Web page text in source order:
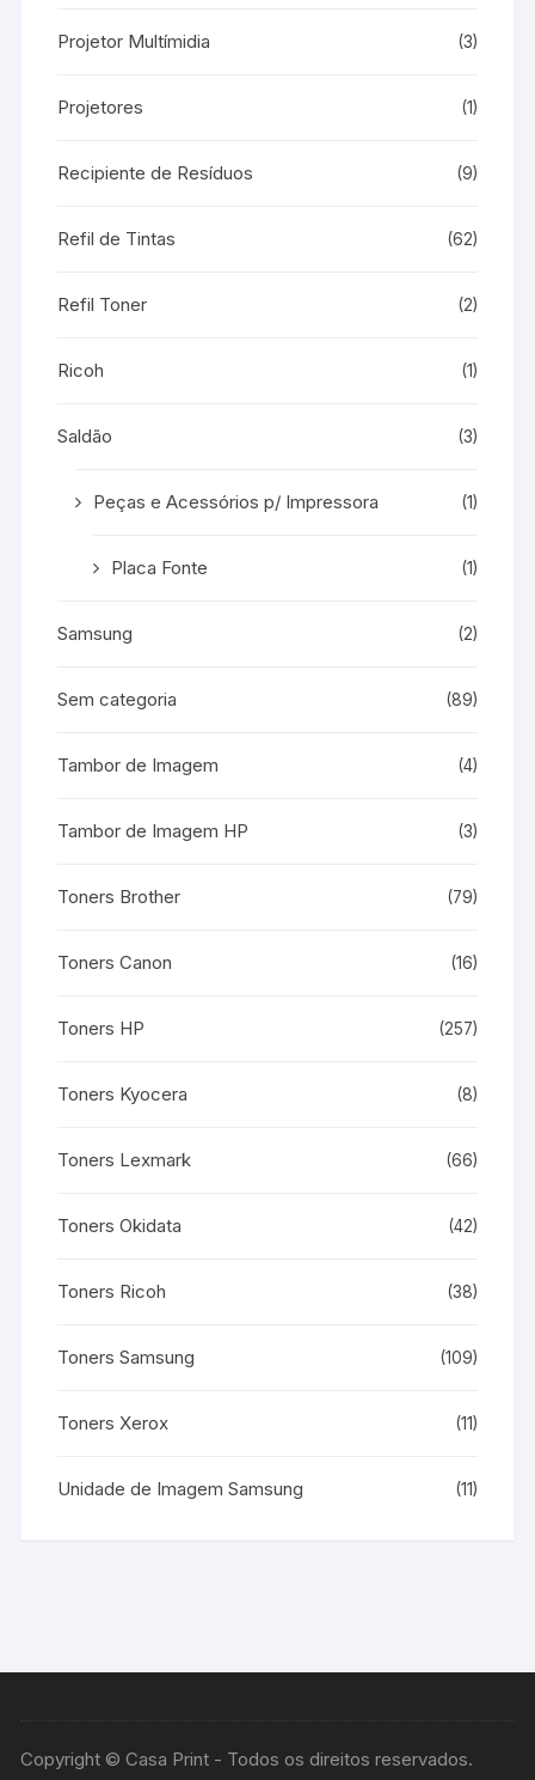
Projetor Multímidia (3)
Projetores (1)
Recipiente de Resíduos (9)
Refil de Tintas (62)
Refil Toner (2)
Ricoh (1)
Saldão (3)
Peças e Acessórios p/ Impressora (1)
Placa Fonte (1)
Samsung (2)
Sem categoria (89)
Tambor de Imagem (4)
Tambor de Imagem HP (3)
Toners Brother (79)
Toners Canon (16)
Toners HP (257)
Toners Kyocera (8)
Toners Lexmark (66)
Toners Okidata (42)
Toners Ricoh (38)
Toners Samsung (109)
Toners Xerox (11)
Unidade de Imagem Samsung (11)
Copyright © Casa Print - Todos os direitos reservados.